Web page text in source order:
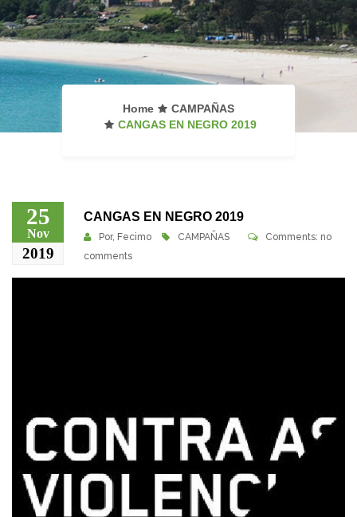
Home
CAMPAÑAS
CANGAS EN NEGRO 2019
25
Nov
2019
CANGAS EN NEGRO 2019
Por, Fecimo CAMPAÑAS
Comments: no
comments